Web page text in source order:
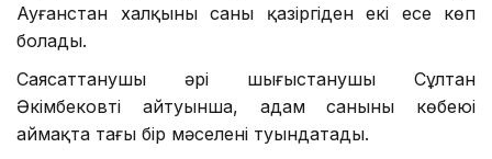
Ауғанстан халқының саны қазіргіден екі есе көп
болады.
Саясаттанушы әрі шығыстанушы Сұлтан
Әкімбековтің айтуынша, адам санының көбеюі
аймақта тағы бір мәселені туындатады.